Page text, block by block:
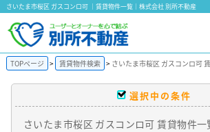
さいたま市桜区 ガスコンロ可 ｜賃貸物件一覧｜株式会社 別所不動産
TOPページ 賃貸物件検索 さいたま市桜区 ガスコンロ可
選択中の条件
さいたま市桜区 ガスコンロ可 賃貸物件一